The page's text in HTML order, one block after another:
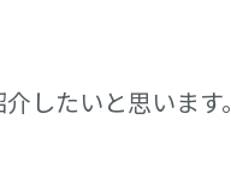
したいと思います。